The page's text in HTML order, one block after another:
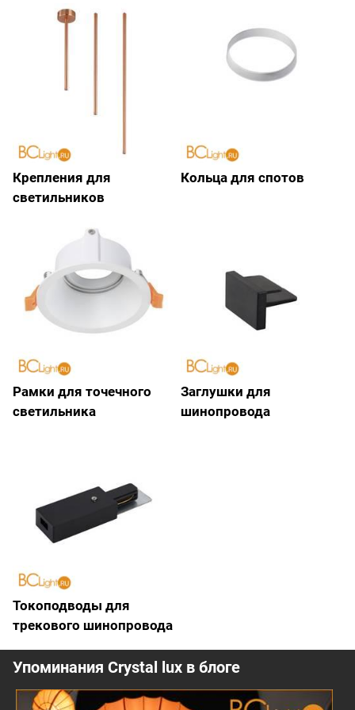
Крепления для
светильников
Кольца для спотов
Рамки для точечного
светильника
Заглушки для
шинопровода
Токоподводы для
трекового шинопровода
Упоминания Crystal lux в блоге